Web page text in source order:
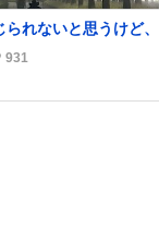
られないと思うけど
🌋 #桜島
931